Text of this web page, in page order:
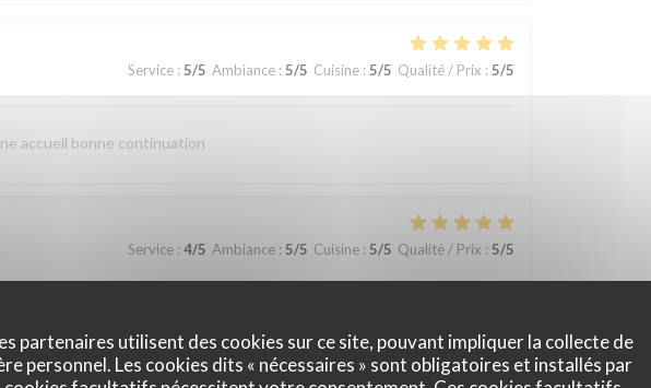
partenaires utilisent des cookies sur ce site, pouvant impliquer la collecte de
personnel. Les cookies dits « nécessaires » sont obligatoires et installés par
Service: 5/5 Ambiance: 5/5 Cuisine: 5/5 Qualité / Prix : 5/5
accueil bonne continuation
Service: 4/5 Ambiance: 5/5 Cuisine: 5/5 Qualité / Prix : 5/5
du terroir. Nous reviendrons